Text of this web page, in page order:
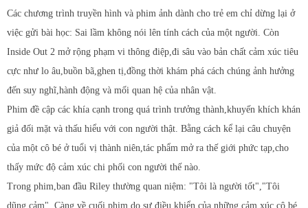
Các chương trình truyền hình và phim ảnh dành cho trẻ em chỉ dừng lại ở
việc gửi bài học: Sai lầm không nói lên tính cách của một người. Còn
Inside Out 2 mở rộng phạm vi thông điệp,đi sâu vào bản chất cảm xúc tiêu
cực như lo âu,buồn bã,ghen tị,đồng thời khám phá cách chúng ảnh hưởng
đến suy nghĩ,hành động và mối quan hệ của nhân vật.
Phim đề cập các khía cạnh trong quá trình trưởng thành,khuyến khích khán
giả đối mặt và thấu hiểu với con người thật. Bằng cách kể lại câu chuyện
của một cô bé ở tuổi vị thành niên,tác phẩm mở ra thế giới phức tạp,cho
thấy mức độ cảm xúc chi phối con người thế nào.
Trong phim,ban đầu Riley thường quan niệm: "Tôi là người tốt","Tôi
dũng cảm". Càng về cuối phim,do sự điều khiển của những cảm xúc,cô bé